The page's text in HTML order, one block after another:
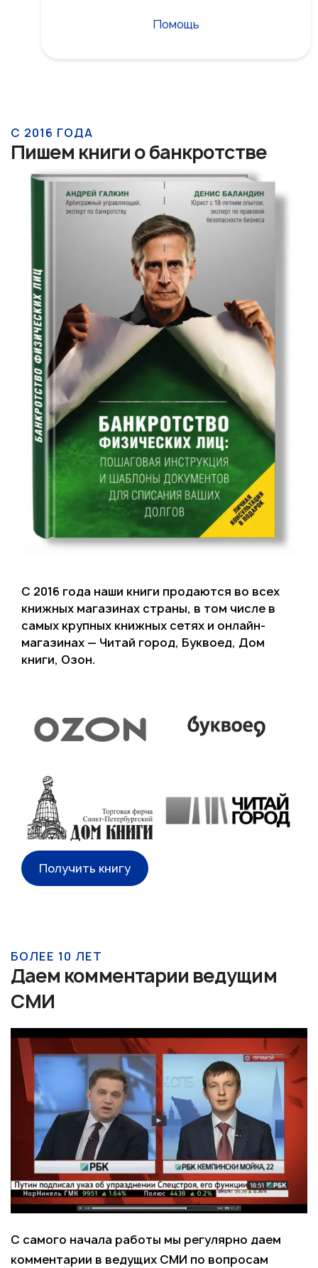
Помощь
С 2016 ГОДА
Пишем книги о банкротстве
С 2016 года наши книги продаются во всех
книжных магазинах страны, в том числе в
самых крупных книжных сетях и онлайн-
магазинах — Читай город, Буквоед, Дом
книги, Озон.
Получить книгу
БОЛЕЕ 10 ЛЕТ
Даем комментарии ведущим
СМИ
С самого начала работы мы регулярно даем
комментарии в ведущих СМИ по вопросам